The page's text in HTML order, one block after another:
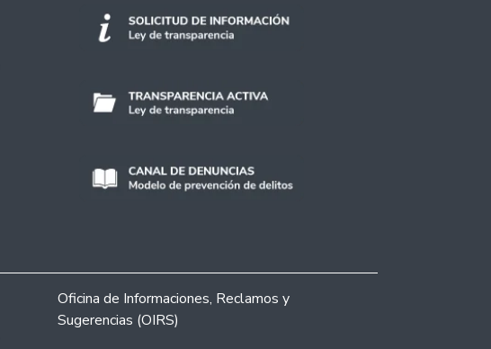
Oficina de Informaciones, Reclamos y
Sugerencias (OIRS)